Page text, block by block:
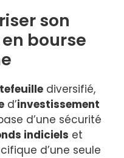
son
bourse
diversifié,
d’investissement
d’une sécurité
indiciels et
d’une seule